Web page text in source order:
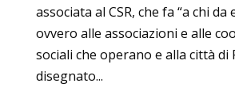
associata al CSR, che fa “a chi da
ovvero alle associazioni e alle
sociali che operano e alla città di
disegnato...